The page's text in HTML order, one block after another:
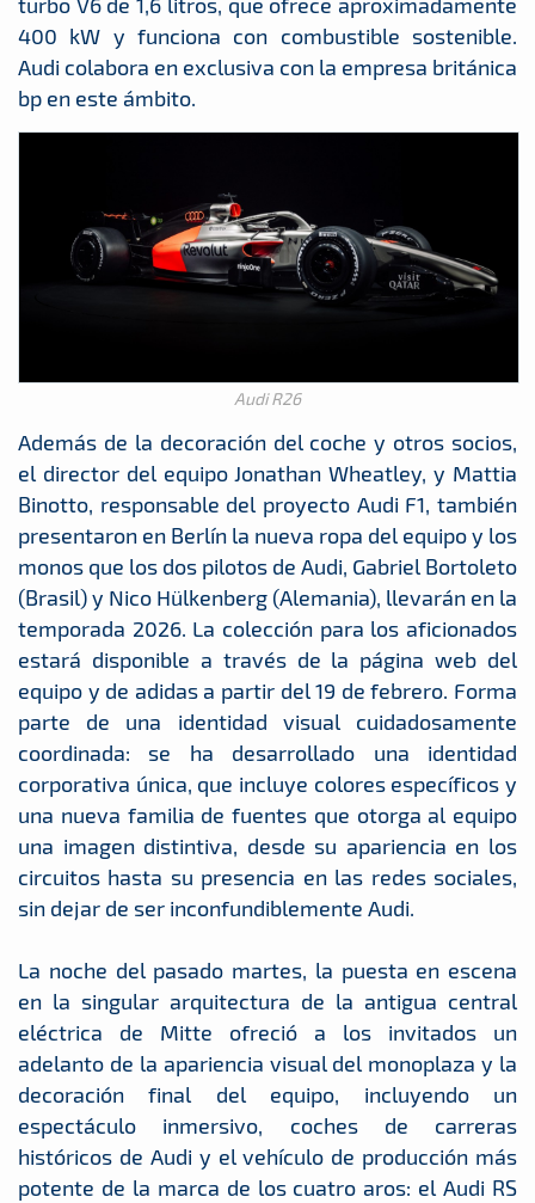
400 kW y funciona con combustible sostenible.
Audi colabora en exclusiva con la empresa británica
bp en este ámbito.
Audi R26
Además de la decoración del coche y otros socios,
el director del equipo Jonathan Wheatley, y Mattia
Binotto, responsable del proyecto Audi F1, también
presentaron en Berlín la nueva ropa del equipo y los
monos que los dos pilotos de Audi, Gabriel Bortoleto
(Brasil) y Nico Hülkenberg (Alemania), llevarán en la
temporada 2026. La colección para los aficionados
estará disponible a través de la página web del
equipo y de adidas a partir del 19 de febrero. Forma
parte de una identidad visual cuidadosamente
coordinada: se ha desarrollado una identidad
corporativa única, que incluye colores específicos y
una nueva familia de fuentes que otorga al equipo
una imagen distintiva, desde su apariencia en los
circuitos hasta su presencia en las redes sociales,
sin dejar de ser inconfundiblemente Audi.
La noche del pasado martes, la puesta en escena
en la singular arquitectura de la antigua central
eléctrica de Mitte ofreció a los invitados un
adelanto de la apariencia visual del monoplaza y la
decoración final del equipo, incluyendo un
espectáculo inmersivo, coches de carreras
históricos de Audi y el vehículo de producción más
potente de la marca de los cuatro aros: el Audi RS